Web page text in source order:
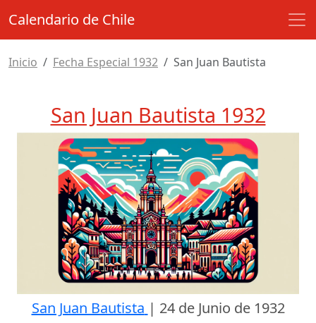
Calendario de Chile
Inicio Fecha Especial 1932 San Juan Bautista
San Juan Bautista 1932
San Juan Bautista | 24 de Junio de 1932